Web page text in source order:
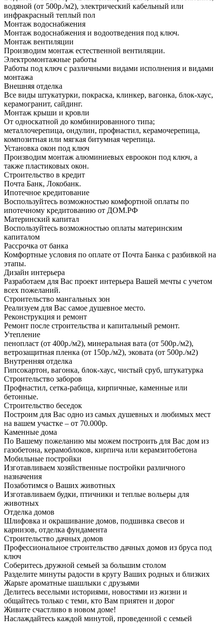
водяной (от 500р./м2), электрический кабельный или
инфракрасный теплый пол
Монтаж водоснабжения
Монтаж водоснабжения и водоотведения под ключ.
Монтаж вентиляции
Производим монтаж естественной вентиляции.
Электромонтажные работы
Работы под ключ с различными видами исполнения и видами
монтажа
Внешняя отделка
Все виды штукатурки, покраска, клинкер, вагонка, блок-хаус,
керамогранит, сайдинг.
Монтаж крыши и кровли
От односкатной до комбинированного типа;
металлочерепица, ондулин, профнастил, керамочерепица,
композитная или мягкая битумная черепица.
Установка окон под ключ
Производим монтаж алюминиевых евроокон под ключ, а
также пластиковых окон.
Строительство в кредит
Почта Банк, Локобанк.
Ипотечное кредитование
Воспользуйтесь возможностью комфортной оплаты по
ипотечному кредитованию от ДОМ.РФ
Материнский капитал
Воспользуйтесь возможностью оплаты материнским
капиталом
Рассрочка от банка
Комфортные условия по оплате от Почта Банка с разбивкой на
этапы.
Дизайн интерьера
Разработаем для Вас проект интерьера Вашей мечты с учетом
всех пожеланий.
Строительство мангальных зон
Реализуем для Вас самое душевное место.
Реконструкция и ремонт
Ремонт после строительства и капитальный ремонт.
Утепление
пенопласт (от 400р./м2), минеральная вата (от 500р./м2),
ветрозащитная пленка (от 150р./м2), эковата (от 500р./м2)
Внутренняя отделка
Гипсокартон, вагонка, блок-хаус, чистый сруб, штукатурка
Строительство заборов
Профнастил, сетка-рабица, кирпичные, каменные или
бетонные.
Строительство беседок
Построим для Вас одно из самых душевных и любимых мест
на вашем участке – от 70.000р.
Каменные дома
По Вашему пожеланию мы можем построить для Вас дом из
газобетона, керамоблоков, кирпича или керамзитобетона
Мобильные постройки
Изготавливаем хозяйственные постройки различного
назначения
Позаботимся о Ваших животных
Изготавливаем будки, птичники и теплые вольеры для
животных
Отделка домов
Шлифовка и окрашивание домов, подшивка свесов и
карнизов, отделка фундамента
Строительство дачных домов
Профессиональное строительство дачных домов из бруса под
ключ
Соберитесь дружной семьей за большим столом
Разделите минуты радости в кругу Ваших родных и близких
Жарьте ароматные шашлыки с друзьями
Делитесь веселыми историями, новостями из жизни и
общайтесь только с теми, кто Вам приятен и дорог
Живите счастливо в новом доме!
Наслаждайтесь каждой минутой, проведенной с семьей